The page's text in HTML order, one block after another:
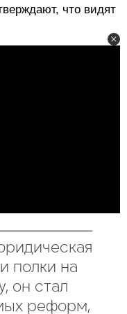
что видят
полки на
он стал
реформ,